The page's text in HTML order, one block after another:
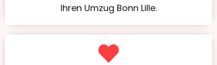
Ihren Umzug Bonn Lille.